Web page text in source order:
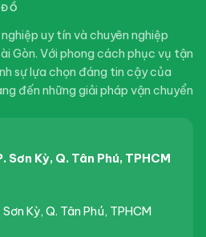
uy tín và chuyên nghiệp
Gòn. Với phong cách phục vụ tận
sự lựa chọn đáng tin cậy của
đến những giải pháp vận chuyển
Sơn Kỳ, Q. Tân Phú, TPHCM
Kỳ, Q. Tân Phú, TPHCM